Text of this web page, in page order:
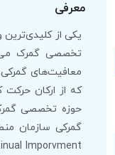
معرفی
یکی از
تخصصی گمرک
معافیت‌های گمرکی
که از ارکان
حوزه تخصصی
گمرکی سازمان